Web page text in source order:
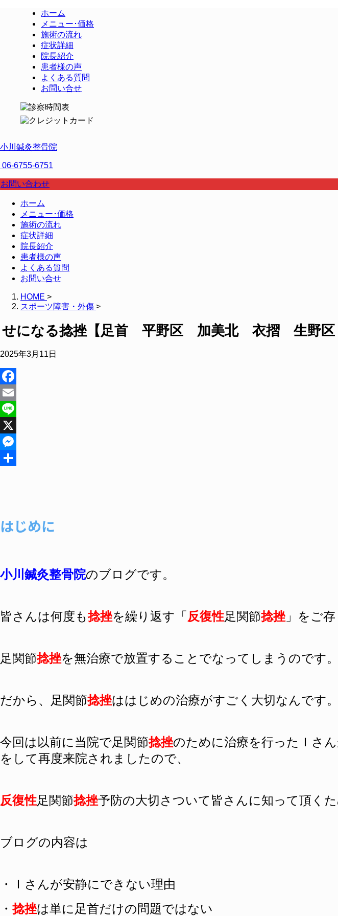
ホーム
メニュー･価格
施術の流れ
症状詳細
院長紹介
患者様の声
よくある質問
お問い合せ
小川鍼灸整骨院
06-6755-6751
お問い合わせ
ホーム
メニュー･価格
施術の流れ
症状詳細
院長紹介
患者様の声
よくある質問
お問い合せ
HOME >
スポーツ障害・外傷 >
せになる捻挫【足首 平野区 加美北 衣摺 生野
2025年3月11日
Facebook
Email
Line
X
Messenger
はじめに
小川鍼灸整骨院のブログです。
皆さんは何度も捻挫を繰り返す「反復性足関節捻挫 」をご
足関節捻挫を無治療で放置することでなってしまうのです。
だから、足関節捻挫ははじめの治療がすごく大切なんです。
今回は以前に当院で足関節捻挫のために治療を行ったＩさ
をして再度来院されましたので、
反復性足関節捻挫予防の大切さついて皆さんに知って頂く
ブログの内容は
・Ｉさんが安静にできない理由
・捻挫は単に足首だけの問題ではない